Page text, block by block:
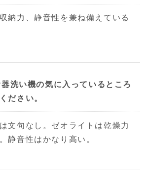
納力、静音性を兼ね備えている
洗い機の気に入っているところ
ださい。
文句なし。ゼオライトは乾燥力
静音性はかなり高い。